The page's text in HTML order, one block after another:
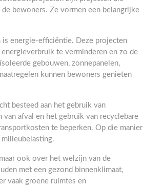
bewoners. Ze vormen een belangrijke
is energie-efficiëntie. Deze projecten
te verminderen en zo de
gebouwen, zonnepanelen,
kunnen bewoners genieten
besteed aan het gebruik van
afval en het gebruik van recyclebare
te beperken. Op die manier
ook over het welzijn van de
met een gezond binnenklimaat,
vaak groene ruimtes en